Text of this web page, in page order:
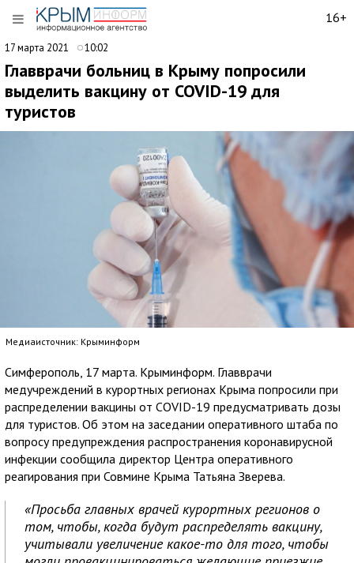
16+
17 марта 2021 10:02
Главврачи больниц в Крыму попросили
выделить вакцину от COVID-19 для
туристов
Медиаисточник: Крыминформ
Симферополь, 17 марта. Крыминформ. Главврачи
медучреждений в курортных регионах Крыма попросили при
распределении вакцины от COVID-19 предусматривать дозы
для туристов. Об этом на заседании оперативного штаба по
вопросу предупреждения распространения коронавирусной
инфекции сообщила директор Центра оперативного
реагирования при Совмине Крыма Татьяна Зверева.
«Просьба главных врачей курортных регионов о
том, чтобы, когда будут распределять вакцину,
учитывали увеличение какое-то для того, чтобы